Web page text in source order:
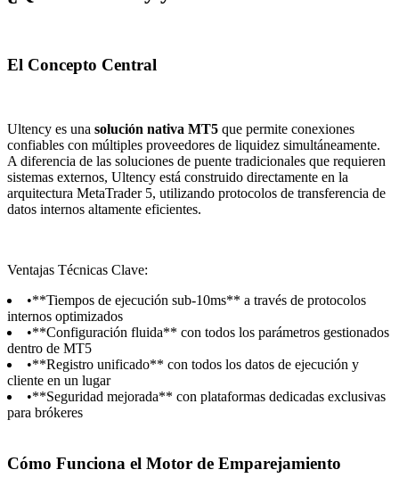
El Concepto Central
Ultency es una solución nativa MT5 que permite conexiones
confiables con múltiples proveedores de liquidez simultáneamente.
A diferencia de las soluciones de puente tradicionales que requieren
sistemas externos, Ultency está construido directamente en la
arquitectura MetaTrader 5, utilizando protocolos de transferencia de
datos internos altamente eficientes.
Ventajas Técnicas Clave:
•**Tiempos de ejecución sub-10ms** a través de protocolos
internos optimizados
•**Configuración fluida** con todos los parámetros gestionados
dentro de MT5
•**Registro unificado** con todos los datos de ejecución y
cliente en un lugar
•**Seguridad mejorada** con plataformas dedicadas exclusivas
para brókeres
Cómo Funciona el Motor de Emparejamiento